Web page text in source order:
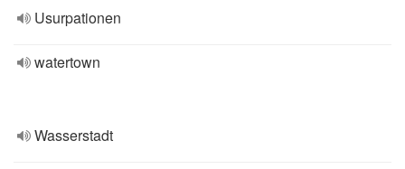
Usurpationen
watertown
Wasserstadt